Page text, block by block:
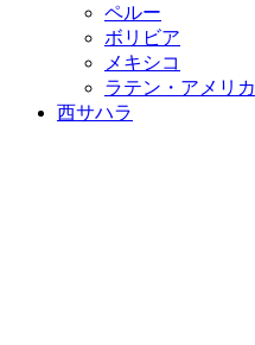
ペルー
ボリビア
メキシコ
ラテン・アメリカ
西サハラ